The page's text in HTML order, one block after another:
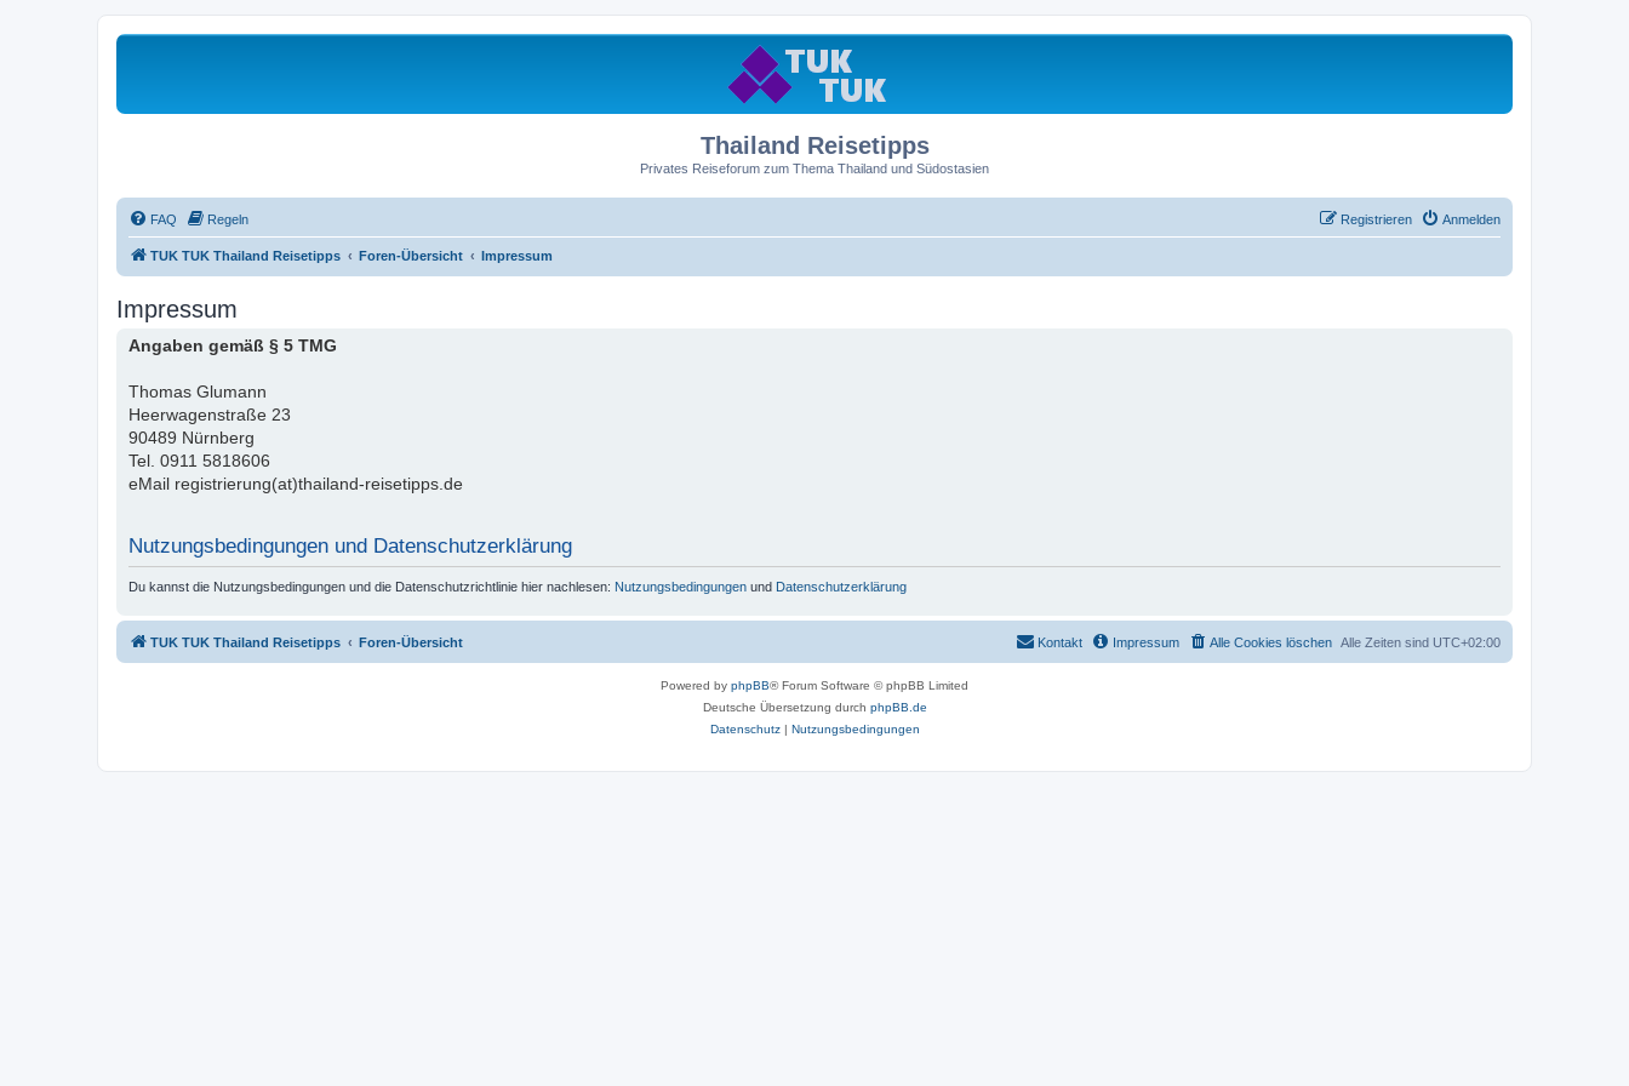
Thailand Reisetipps
Privates Reiseforum zum Thema Thailand und Südostasien
FAQ Regeln Anmelden
Registrieren
TUK TUK Thailand Reisetipps Foren-Übersicht Impressum
Impressum
Angaben gemäß § 5 TMG
Thomas Glumann
Heerwagenstraße 23
90489 Nürnberg
Tel. 0911 5818606
eMail registrierung(at)thailand-reisetipps.de
Nutzungsbedingungen und Datenschutzerklärung
Du kannst die Nutzungsbedingungen und die Datenschutzrichtlinie hier nachlesen: Nutzungsbedingungen und Datenschutzerklärung
TUK TUK Thailand Reisetipps Foren-Übersicht Alle Zeiten sind UTC+02:00
Alle Cookies löschen
Impressum
Kontakt
Powered by phpBB® Forum Software © phpBB Limited
Deutsche Übersetzung durch phpBB.de
Datenschutz| Nutzungsbedingungen